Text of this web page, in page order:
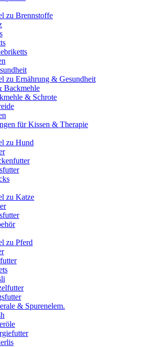
zu Brennstoffe
zu Ernährung & Gesundheit
Backmehle
& Schrote
für Kissen & Therapie
zu Hund
zu Katze
zu Pferd
& Spurenelem.